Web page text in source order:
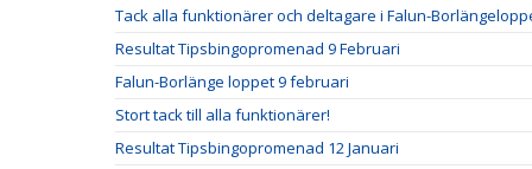
Tack alla funktionärer och deltagare i Falun-
Resultat Tipsbingopromenad 9 Februari
Falun-Borlänge loppet 9 februari
Stort tack till alla funktionärer!
Resultat Tipsbingopromenad 12 Januari